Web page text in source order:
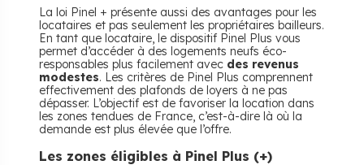
La loi Pinel + présente aussi des avantages pour les
locataires et pas seulement les propriétaires bailleurs.
En tant que locataire, le dispositif Pinel Plus vous
permet d’accéder à des logements neufs éco-
responsables plus facilement avec des revenus
modestes. Les critères de Pinel Plus comprennent
effectivement des plafonds de loyers à ne pas
dépasser. L’objectif est de favoriser la location dans
les zones tendues de France, c’est-à-dire là où la
demande est plus élevée que l’offre.
Les zones éligibles à Pinel Plus (+)